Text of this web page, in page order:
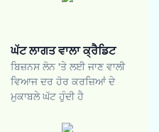
ਘੱਟ ਲਾਗਤ ਵਾਲਾ ਕ੍ਰੈਡਿਟ
ਬਿਜ਼ਨਸ ਲੋਨ 'ਤੇ ਲਈ ਜਾਣ ਵਾਲੀ
ਵਿਆਜ ਦਰ ਹੋਰ ਕਰਜ਼ਿਆਂ ਦੇ
ਮੁਕਾਬਲੇ ਘੱਟ ਹੁੰਦੀ ਹੈ